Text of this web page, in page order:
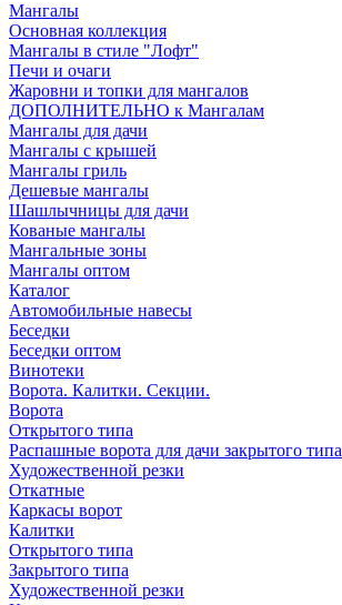
Мангалы
Основная коллекция
Мангалы в стиле "Лофт"
Печи и очаги
Жаровни и топки для мангалов
ДОПОЛНИТЕЛЬНО к Мангалам
Мангалы для дачи
Мангалы с крышей
Мангалы гриль
Дешевые мангалы
Шашлычницы для дачи
Кованые мангалы
Мангальные зоны
Мангалы оптом
Каталог
Автомобильные навесы
Беседки
Беседки оптом
Винотеки
Ворота. Калитки. Секции.
Ворота
Открытого типа
Распашные ворота для дачи закрытого типа
Художественной резки
Откатные
Каркасы ворот
Калитки
Открытого типа
Закрытого типа
Художественной резки